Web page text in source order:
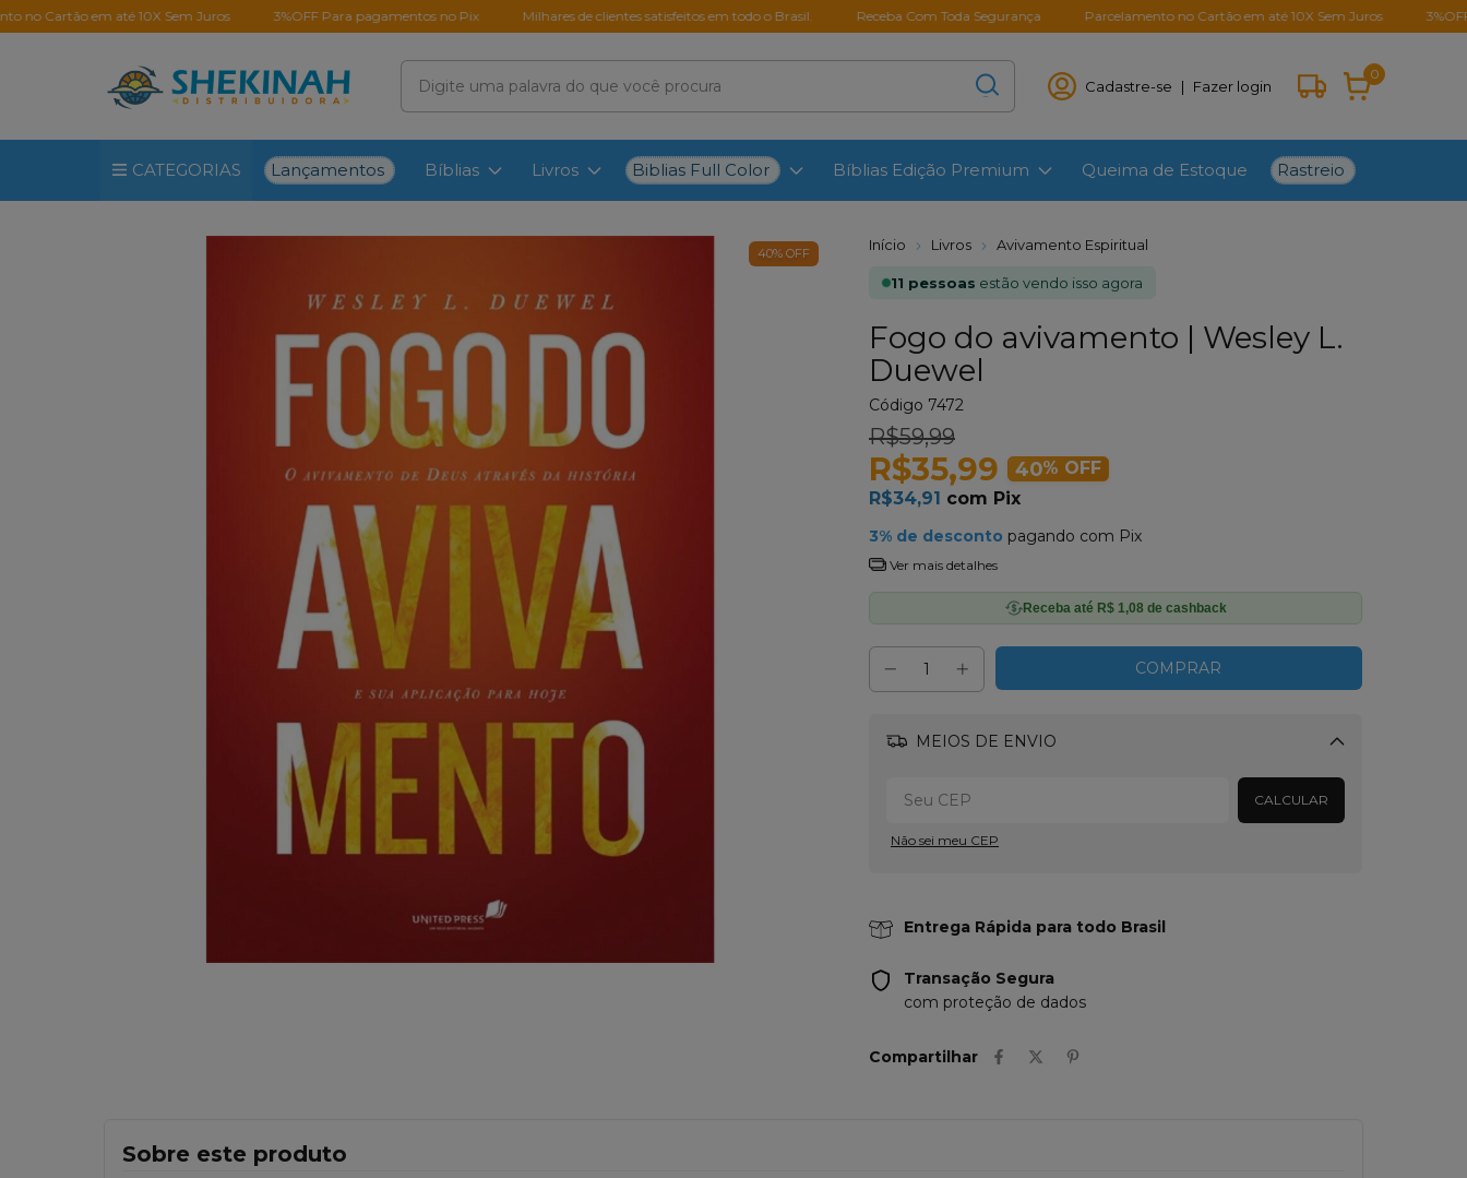
em até 10X Sem Juros 3%OFF Para pagamentos no Pix Milhares de clientes satisfeitos em todo o Brasil. Receba Com Toda Segurança Parcelamento no Cartão em até 10X Sem Juros 3%OFF Para
Cadastre-se | Fazer login
0
CATEGORIAS Lançamentos Bíblias Livros Biblias Full Color Bíblias Edição Premium Queima de Estoque Rastreio
40% OFF Início Livros Avivamento Espiritual
11 pessoas estão vendo isso agora
Fogo do avivamento | Wesley L.
Duewel
Código 7472
R$59,99
R$35,99 40% OFF
R$34,91 com Pix
3% de desconto pagando com Pix
Ver mais detalhes
Receba até R$ 1,08 de cashback
MEIOS DE ENVIO
Alterar CEP
CALCULAR
Não sei meu CEP
Entrega Rápida para todo Brasil
Transação Segura
com proteção de dados
Compartilhar
Sobre este produto